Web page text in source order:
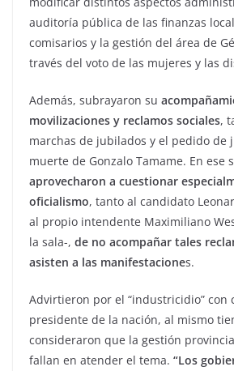
auditoría pública de las finanzas
comisarios y la gestión del área de
través del voto de las mujeres y las
Además, subrayaron su
movilizaciones y reclamos sociales,
marchas de jubilados y el pedido de
muerte de Gonzalo Tamame. En ese
aprovecharon a cuestionar
oficialismo, tanto al candidato
al propio intendente Maximiliano
la sala-, de no acompañar tales
asisten a las manifestaciones.
Advirtieron por el “industricidio” con
presidente de la nación, al mismo
consideraron que la gestión
fallan en atender el tema. “Los